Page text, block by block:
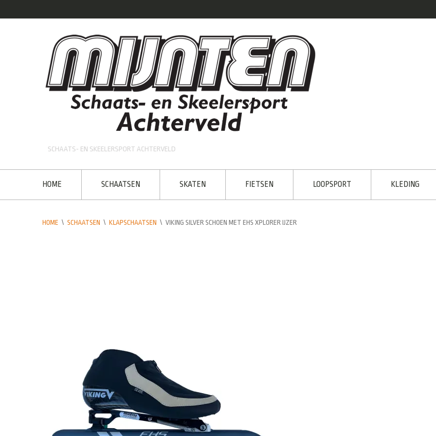
SCHAATS- EN SKEELERSPORT ACHTERVELD
HOME SCHAATSEN SKATEN FIETSEN LOOPSPORT KLEDING
HOME \ SCHAATSEN \ KLAPSCHAATSEN \ VIKING SILVER SCHOEN MET EHS XPLORER IJZER